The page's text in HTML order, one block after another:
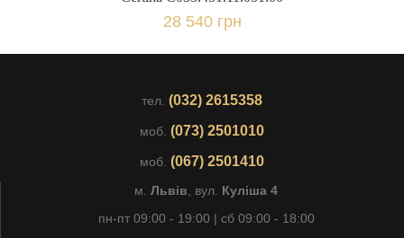
28 540 грн
тел. (032) 2615358
моб. (073) 2501010
моб. (067) 2501410
м. Львів , вул. Куліша 4
пн-пт 09:00 - 19:00 | сб 09:00 - 18:00